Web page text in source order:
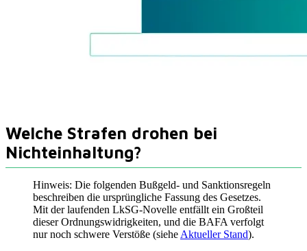
Welche Strafen drohen bei
Nichteinhaltung?
Hinweis: Die folgenden Bußgeld- und Sanktionsregeln
beschreiben die ursprüngliche Fassung des Gesetzes.
Mit der laufenden LkSG-Novelle entfällt ein Großteil
dieser Ordnungswidrigkeiten, und die BAFA verfolgt
nur noch schwere Verstöße (siehe Aktueller Stand).